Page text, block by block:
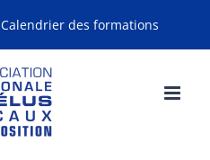
Calendrier des formations